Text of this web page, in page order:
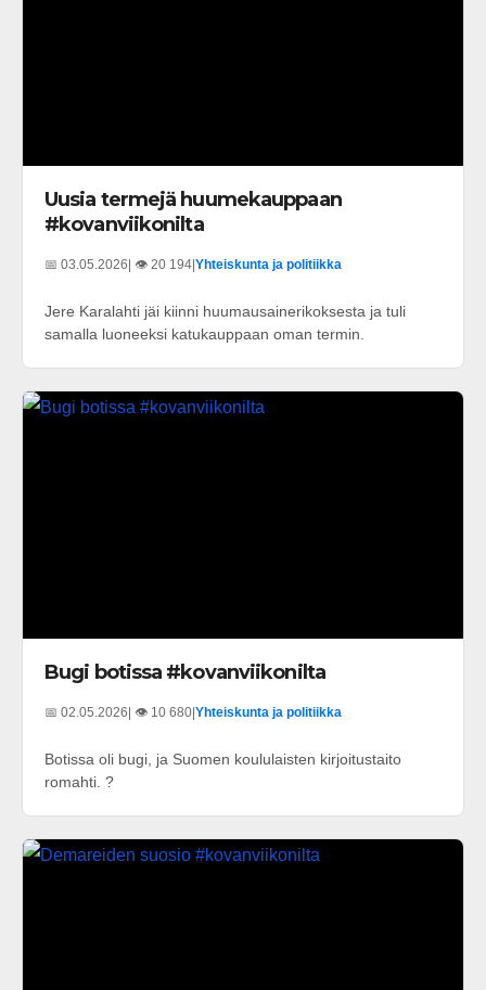
Uusia termejä huumekauppaan
#kovanviikonilta
📅 03.05.2026| 👁️ 20 194|Yhteiskunta ja politiikka
Jere Karalahti jäi kiinni huumausainerikoksesta ja tuli
samalla luoneeksi katukauppaan oman termin.
Bugi botissa #kovanviikonilta
📅 02.05.2026 | 👁️ 10 680 Yhteiskunta ja politiikka
Botissa oli bugi, ja Suomen koululaisten kirjoitustaito
romahti. ?